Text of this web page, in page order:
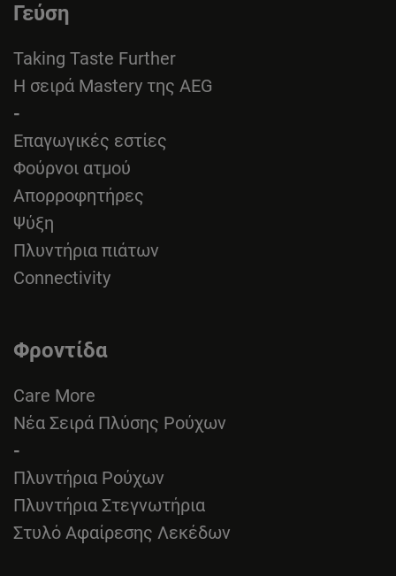
Γεύση
Taking Taste Further
Η σειρά Mastery της AEG
-
Επαγωγικές εστίες
Φούρνοι ατμού
Απορροφητήρες
Ψύξη
Πλυντήρια πιάτων
Connectivity
Φροντίδα
Care More
Νέα Σειρά Πλύσης Ρούχων
-
Πλυντήρια Ρούχων
Πλυντήρια Στεγνωτήρια
Στυλό Αφαίρεσης Λεκέδων